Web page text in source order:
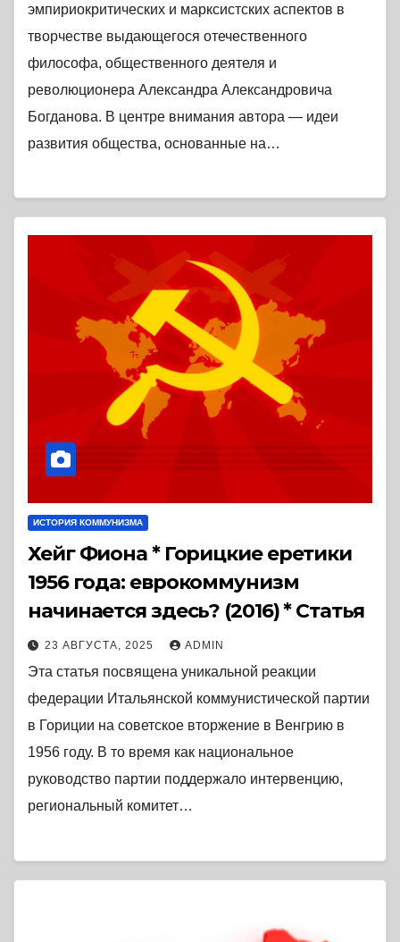
эмпириокритических и марксистских аспектов в
творчестве выдающегося отечественного
философа, общественного деятеля и
революционера Александра Александровича
Богданова. В центре внимания автора — идеи
развития общества, основанные на…
ИСТОРИЯ КОММУНИЗМА
Хейг Фиона * Горицкие еретики
1956 года: еврокоммунизм
начинается здесь? (2016) * Статья
23 АВГУСТА, 2025 ADMIN
Эта статья посвящена уникальной реакции
федерации Итальянской коммунистической партии
в Гориции на советское вторжение в Венгрию в
1956 году. В то время как национальное
руководство партии поддержало интервенцию,
региональный комитет…